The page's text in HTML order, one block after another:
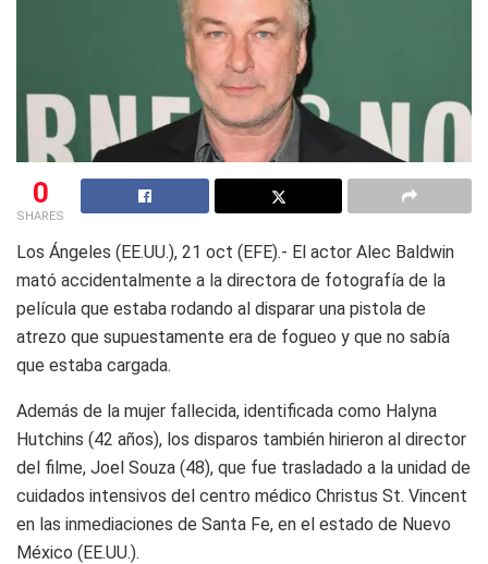
0
SHARES
Los Ángeles (EE.UU.), 21 oct (EFE).- El actor Alec Baldwin
mató accidentalmente a la directora de fotografía de la
película que estaba rodando al disparar una pistola de
atrezo que supuestamente era de fogueo y que no sabía
que estaba cargada.
Además de la mujer fallecida, identificada como Halyna
Hutchins (42 años), los disparos también hirieron al director
del filme, Joel Souza (48), que fue trasladado a la unidad de
cuidados intensivos del centro médico Christus St. Vincent
en las inmediaciones de Santa Fe, en el estado de Nuevo
México (EE.UU.).